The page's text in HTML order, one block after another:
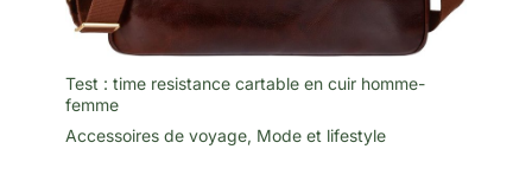
Test : time resistance cartable en cuir homme-
femme
Accessoires de voyage, Mode et lifestyle